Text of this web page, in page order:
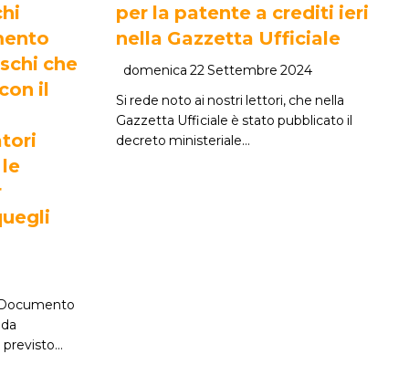
che
il
per la patente a crediti ieri
nella Gazzetta Ufficiale
domenica 22 Settembre 2024
Si rede noto ai nostri lettori, che nella
Gazzetta Ufficiale è stato pubblicato il
decreto ministeriale…